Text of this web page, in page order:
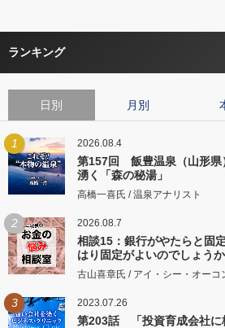
ランキング
日別 月別
1 2026.08.4
第157回 飯豊温泉（山形
湧く「森の秘湯」
高橋一喜氏 / 温泉アナリスト
2 2026.08.7
相談15：銀行がやたらと固
はり固定がよいのでしょうか
古山喜章氏 / アイ・シー・オーコ
3 2023.07.26
第203話 「投資育成会社に